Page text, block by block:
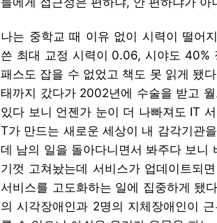
나는 중학교 때 이유 없이 시력이 떨어
쓴 최대 교정 시력이 0.06, 시야도 40%
패스도 잡을 수 없었고 책도 못 읽게 됐
태까지 갔다가 2002년에 수술을 받고
있다 보니 언젠가 눈이 더 나빠져도 IT
T가 만드는 새로운 세상이 내 감각기관
데 남의 일을 돌아다니면서 봐주다 보니
기껏 고쳐놨는데 서비스가 업데이트되
서비스를 고도화하는 일에 집중하게 됐
의 시각장애인과 2명의 지체장애인이